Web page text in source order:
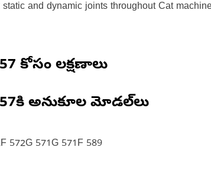
and dynamic joints throughout Cat
కోసం లక్షణాలు
కి అనుకూల మోడల్‌లు
572G 571G 571F 589